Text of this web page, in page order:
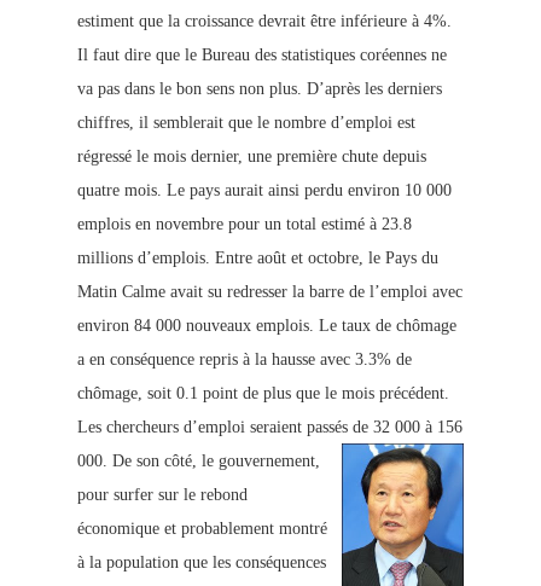
estiment que la croissance devrait être inférieure à 4%.
Il faut dire que le Bureau des statistiques coréennes ne
va pas dans le bon sens non plus. D’après les derniers
chiffres, il semblerait que le nombre d’emploi est
régressé le mois dernier, une première chute depuis
quatre mois. Le pays aurait ainsi perdu environ 10 000
emplois en novembre pour un total estimé à 23.8
millions d’emplois. Entre août et octobre, le Pays du
Matin Calme avait su redresser la barre de l’emploi avec
environ 84 000 nouveaux emplois. Le taux de chômage
a en conséquence repris à la hausse avec 3.3% de
chômage, soit 0.1 point de plus que le mois précédent.
Les chercheurs d’emploi seraient passés de 32 000 à 156
000. De son côté, le gouvernement,
pour surfer sur le rebond
économique et probablement montré
à la population que les conséquences